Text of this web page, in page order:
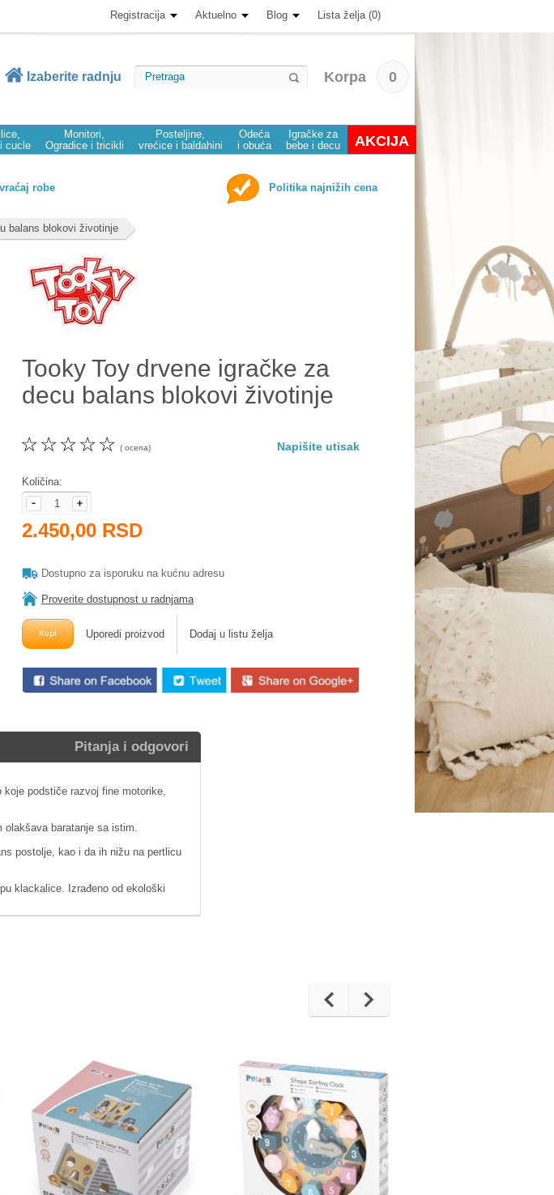
Registracija Aktuelno Blog Lista želja (0)
Izaberite radnju Korpa 0
cucle
Monitori,
Ogradice i tricikli
Posteljine,
vrećice i baldahini
Odeća
i obuća
Igračke za
bebe i decu
AKCIJA
robe Politika najnižih cena
balans blokovi životinje
Tooky Toy drvene igračke za
decu balans blokovi životinje
☆
☆
☆
☆
☆ ( ocena) Napišite utisak
Količina:
2.450,00 RSD
Dostupno za isporuku na kućnu adresu
Proverite dostupnost u radnjama
Uporedi proizvod Dodaj u listu želja
Pitanja i odgovori
podstiče razvoj fine motorike,
olakšava baratanje sa istim.
postolje, kao i da ih nižu na pertlicu
klackalice. Izrađeno od ekološki